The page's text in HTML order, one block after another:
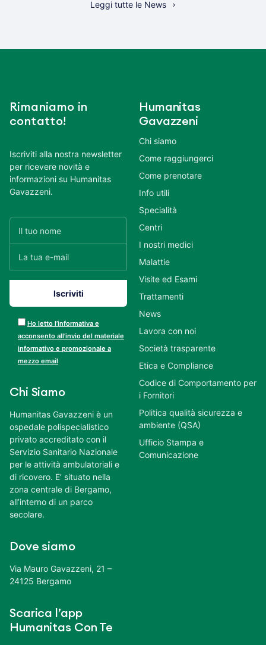
Leggi tutte le News
Rimaniamo in
contatto!
Iscriviti alla nostra newsletter
per ricevere novità e
informazioni su Humanitas
Gavazzeni.
Ho letto l’informativa e
acconsento all’invio del materiale
informativo e promozionale a
mezzo email
Chi Siamo
Humanitas Gavazzeni è un
ospedale polispecialistico
privato accreditato con il
Servizio Sanitario Nazionale
per le attività ambulatoriali e
di ricovero. E’ situato nella
zona centrale di Bergamo,
all’interno di un parco
secolare.
Dove siamo
Via Mauro Gavazzeni, 21 –
24125 Bergamo
Scarica l’app
Humanitas Con Te
Humanitas
Gavazzeni
Chi siamo
Come raggiungerci
Come prenotare
Info utili
Specialità
Centri
I nostri medici
Malattie
Visite ed Esami
Trattamenti
News
Lavora con noi
Società trasparente
Etica e Compliance
Codice di Comportamento per
i Fornitori
Politica qualità sicurezza e
ambiente (QSA)
Ufficio Stampa e
Comunicazione